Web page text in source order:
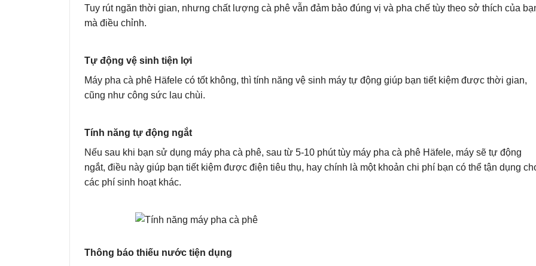
Tuy rút ngăn thời gian, nhưng chất lượng cà phê vẫn đảm bảo đúng vị và pha chế tùy theo sở thích của
mà điều chỉnh.
Tự động vệ sinh tiện lợi
Máy pha cà phê Häfele có tốt không, thì tính năng vệ sinh máy tự động giúp bạn tiết kiệm được thời gian,
cũng như công sức lau chùi.
Tính năng tự động ngắt
Nếu sau khi bạn sử dụng máy pha cà phê, sau từ 5-10 phút tùy máy pha cà phê Häfele, máy sẽ tự động
ngắt, điều này giúp bạn tiết kiệm được điện tiêu thụ, hay chính là một khoản chi phí bạn có thể tận dụng
các phí sinh hoạt khác.
Thông báo thiếu nước tiện dụng